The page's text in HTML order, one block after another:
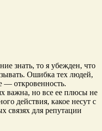
знать, то я убежден, что
Ошибка тех людей,
— откровенность.
важна, но все ее плюсы не
действия, какое несут с
связях для репутации